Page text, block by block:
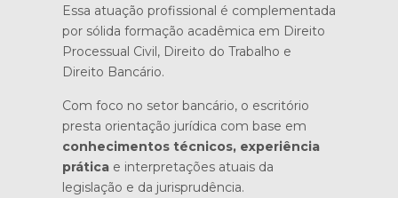
Essa atuação profissional é complementada
por sólida formação acadêmica em Direito
Processual Civil, Direito do Trabalho e
Direito Bancário.
Com foco no setor bancário, o escritório
presta orientação jurídica com base em
conhecimentos técnicos, experiência
prática e interpretações atuais da
legislação e da jurisprudência.